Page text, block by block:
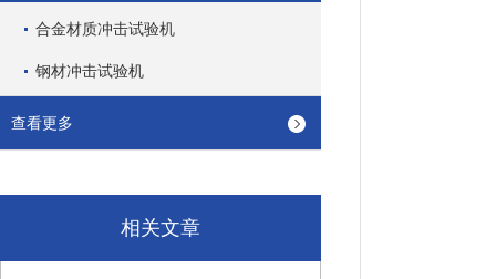
合金材质冲击试验机
钢材冲击试验机
查看更多
相关文章